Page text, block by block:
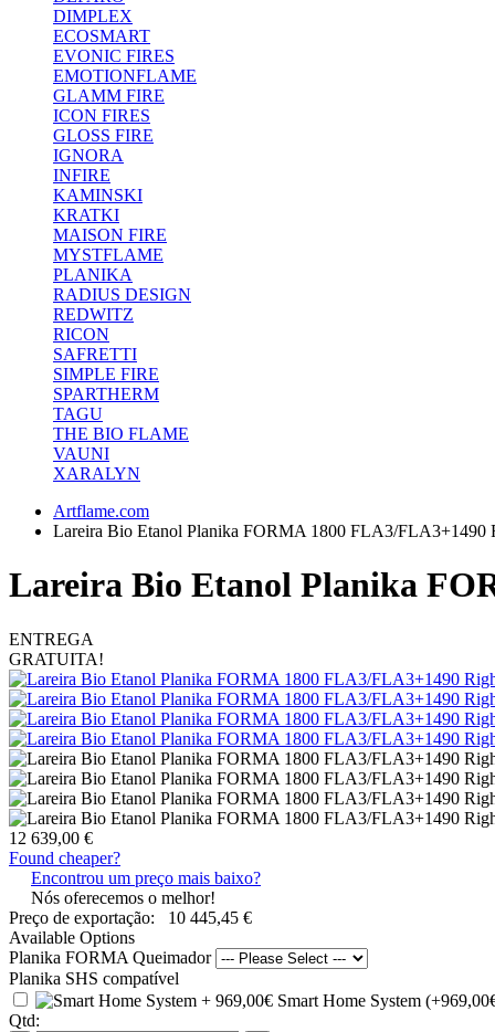
DIMPLEX
ECOSMART
EVONIC FIRES
EMOTIONFLAME
GLAMM FIRE
ICON FIRES
GLOSS FIRE
IGNORA
INFIRE
KAMINSKI
KRATKI
MAISON FIRE
MYSTFLAME
PLANIKA
RADIUS DESIGN
REDWITZ
RICON
SAFRETTI
SIMPLE FIRE
SPARTHERM
TAGU
THE BIO FLAME
VAUNI
XARALYN
Artflame.com
Lareira Bio Etanol Planika FORMA 1800 FLA3/FLA3+1490
Lareira Bio Etanol Planika
ENTREGA
GRATUITA!
12 639,00 €
Found cheaper?
Encontrou um preço mais baixo?
Nós oferecemos o melhor!
Preço de exportação:
10 445,45 €
Available Options
Planika FORMA Queimador
Planika SHS compatível
Smart Home System
Qtd: